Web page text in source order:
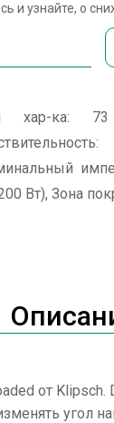
и узнайте, о
хар-
Вт), Зона
от
угол